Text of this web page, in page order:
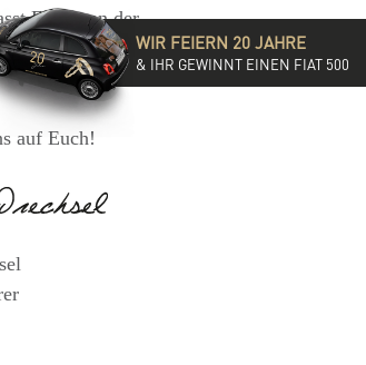
Euch von der
Vielfalt unserer Ringe
auf Euch!
WIR FEIERN 20 JAHRE
& IHR GEWINNT EINEN FIAT 500